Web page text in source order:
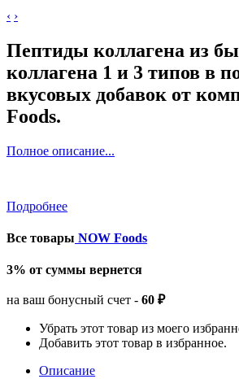
‹ ›
Пептиды коллагена из
коллагена 1 и 3 типов в
вкусовых добавок от
Foods.
Полное описание...
Подробнее
Все товары NOW Foods
3% от суммы вернется
на ваш бонусный счет - 60 ₽
Убрать этот товар из моего
Добавить этот товар в избранное.
Описание